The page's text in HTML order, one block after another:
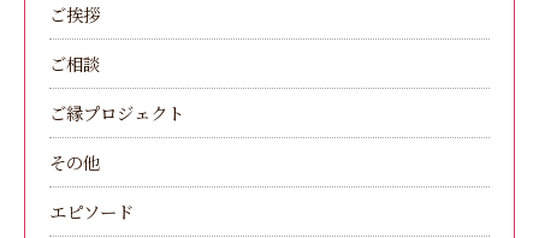
ご挨拶
ご相談
ご縁プロジェクト
その他
エピソード